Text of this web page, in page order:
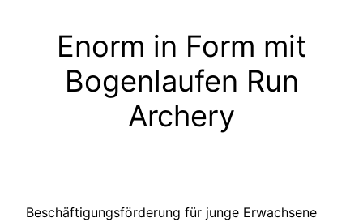
Enorm in Form mit
Bogenlaufen Run
Archery
Beschäftigungsförderung für junge Erwachsene